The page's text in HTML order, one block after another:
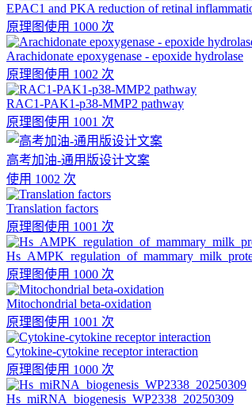
EPAC1 and PKA reduction of retinal
原理图使用 1000 次
Arachidonate epoxygenase - epoxide hydrolase
原理图使用 1002 次
RAC1-PAK1-p38-MMP2 pathway
原理图使用 1001 次
高考加油-通用版设计文案
使用 1002 次
Translation factors
原理图使用 1001 次
原理图使用 1000 次
Mitochondrial beta-oxidation
原理图使用 1001 次
Cytokine-cytokine receptor interaction
原理图使用 1000 次
Hs_miRNA_biogenesis_WP2338_20250309